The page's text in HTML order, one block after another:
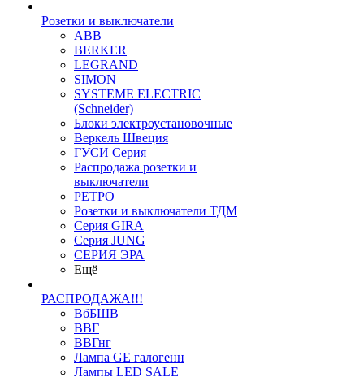
Розетки и выключатели
ABB
BERKER
LEGRAND
SIMON
SYSTEME ELECTRIC
(Schneider)
Блоки электроустановочные
Веркель Швеция
ГУСИ Серия
Распродажа розетки и
выключатели
РЕТРО
Розетки и выключатели ТДМ
Серия GIRA
Серия JUNG
СЕРИЯ ЭРА
Ещё
РАСПРОДАЖА!!!
ВбБШВ
ВВГ
ВВГнг
Лампа GE галогенн
Лампы LED SALE